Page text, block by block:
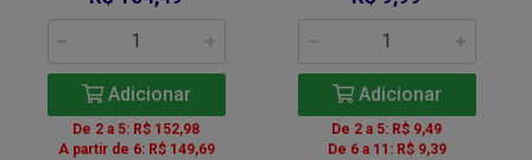
Adicionar
De 2 a 5: R$ 152,98
A partir de 6: R$ 149,69
Adicionar
De 2 a 5: R$ 9,49
De 6 a 11: R$ 9,39